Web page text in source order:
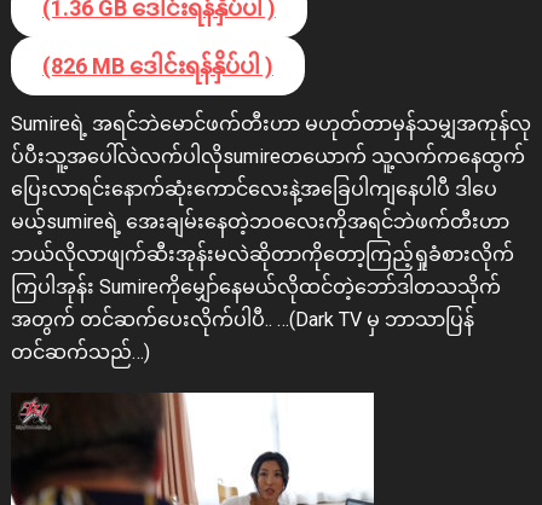
(1.36 GB ဒေါင်းရန်နှိပ်ပါ )
(826 MB ဒေါင်းရန်နှိပ်ပါ )
Sumireရဲ့ အရင်ဘဲမောင်ဖက်တီးဟာ မဟုတ်တာမှန်သမျှအကုန်လု
ပ်ပီးသူ့အပေါ်လဲလက်ပါလိုsumireတယောက် သူ့လက်ကနေထွက်
ပြေးလာရင်းနောက်ဆုံးကောင်လေးနဲ့အခြေပါကျနေပါပီ ဒါပေ
မယ့်sumireရဲ့ အေးချမ်းနေတဲ့ဘဝလေးကိုအရင်ဘဲဖက်တီးဟာ
ဘယ်လိုလာဖျက်ဆီးအုန်းမလဲဆိုတာကိုတော့ကြည့်ရှုခံစားလိုက်
ကြပါအုန်း Sumireကိုမျှော်နေမယ်လိုထင်တဲ့ဘော်ဒါတသသိုက်
အတွက် တင်ဆက်ပေးလိုက်ပါပီ.. …(Dark TV မှ ဘာသာပြန်
တင်ဆက်သည်…)